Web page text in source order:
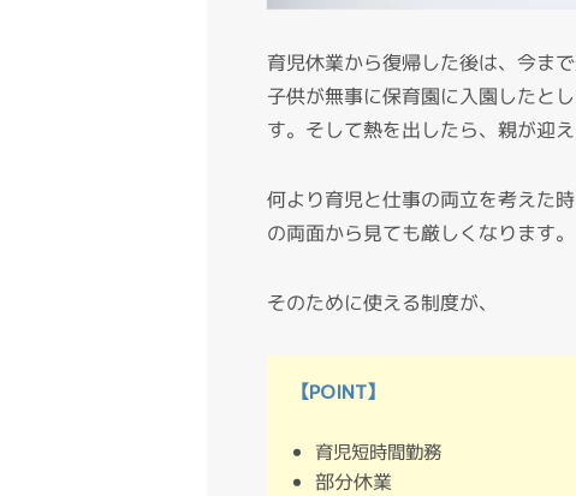
育児休業から復帰した後は、今ま
子供が無事に保育園に入園したと
す。そして熱を出したら、親が迎
何より育児と仕事の両立を考えた
の両面から見ても厳しくなります。
そのために使える制度が、
【POINT】
育児短時間勤務
部分休業